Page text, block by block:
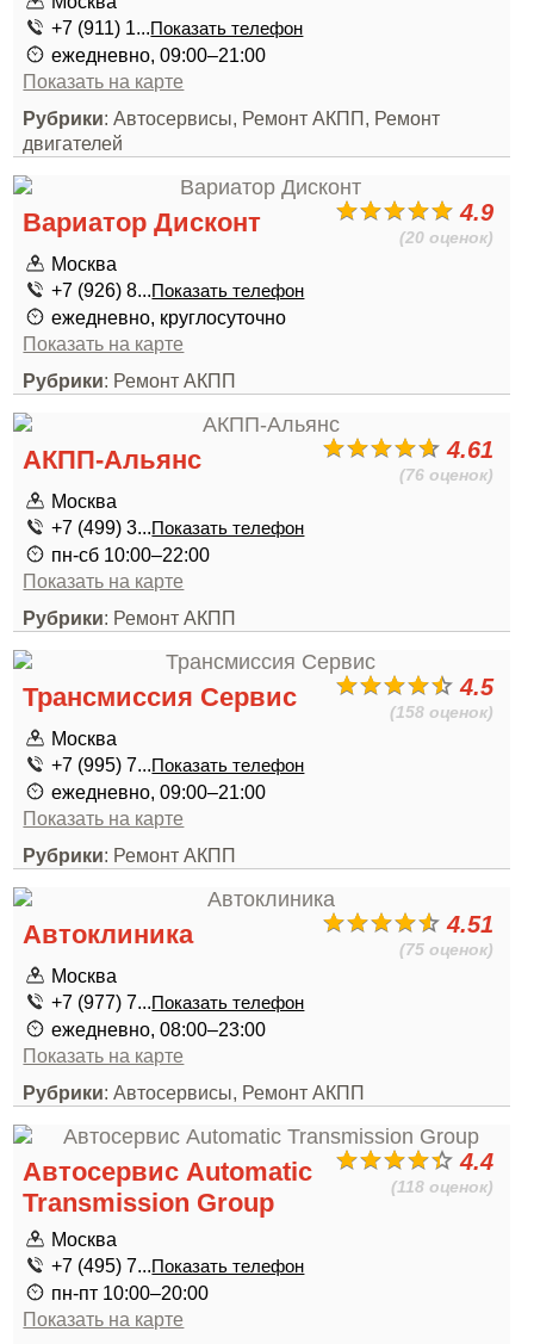
+7 (911) 1...Показать телефон
ежедневно, 09:00–21:00
Показать на карте
Рубрики: Автосервисы, Ремонт АКПП, Ремонт
двигателей
4.9
(20 оценок)
Вариатор Дисконт
Москва
+7 (926) 8...Показать телефон
ежедневно, круглосуточно
Показать на карте
Рубрики: Ремонт АКПП
4.61
(76 оценок)
АКПП-Альянс
Москва
+7 (499) 3...Показать телефон
пн-сб 10:00–22:00
Показать на карте
Рубрики: Ремонт АКПП
4.5
(158 оценок)
Трансмиссия Сервис
Москва
+7 (995) 7...Показать телефон
ежедневно, 09:00–21:00
Показать на карте
Рубрики: Ремонт АКПП
4.51
(75 оценок)
Автоклиника
Москва
+7 (977) 7...Показать телефон
ежедневно, 08:00–23:00
Показать на карте
Рубрики: Автосервисы, Ремонт АКПП
4.4
(118 оценок)
Автосервис Automatic
Transmission Group
Москва
+7 (495) 7...Показать телефон
пн-пт 10:00–20:00
Показать на карте